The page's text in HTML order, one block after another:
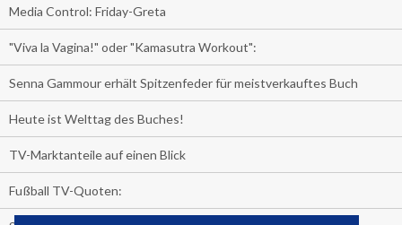
Media Control: Friday-Greta
"Viva la Vagina!" oder "Kamasutra Workout":
Senna Gammour erhält Spitzenfeder für meistverkauftes Buch
Heute ist Welttag des Buches!
TV-Marktanteile auf einen Blick
Fußball TV-Quoten: